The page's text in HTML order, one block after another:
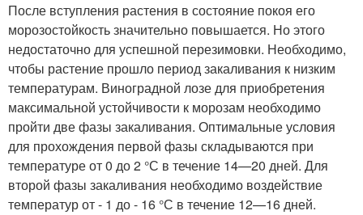
После вступления растения в состояние покоя его
морозостойкость значительно повышается. Но этого
недостаточно для успешной перезимовки. Необходимо,
чтобы растение прошло период закаливания к низким
температурам. Виноградной лозе для приобретения
максимальной устойчивости к морозам необходимо
пройти две фазы закаливания. Оптимальные условия
для прохождения первой фазы складываются при
температуре от 0 до 2 °С в течение 14—20 дней. Для
второй фазы закаливания необходимо воздействие
температур от - 1 до - 16 °С в течение 12—16 дней.